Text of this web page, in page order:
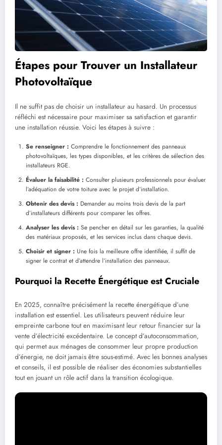
Étapes pour Trouver un Installateur
Photovoltaïque
Il ne suffit pas de choisir un installateur au hasard. Un processus
réfléchi est nécessaire pour maximiser sa satisfaction et garantir
une installation réussie. Voici les étapes à suivre :
Se renseigner : Comprendre le fonctionnement des panneaux
photovoltaïques, les types disponibles, et les critères de sélection des
installateurs RGE.
Évaluer la faisabilité : Consulter plusieurs professionnels pour évaluer
l’adéquation de votre toiture avec le projet d’installation.
Obtenir des devis : Demander au moins trois devis de la part
d’installateurs différents pour comparer les offres.
Analyser les devis : Se pencher en détail sur les garanties, la qualité
des matériaux proposés, et les services inclus dans chaque devis.
Choisir et signer : Une fois la meilleure offre identifiée, il suffit de
signer le contrat et d’attendre l’installation des panneaux.
Pourquoi la Recette Énergétique est Cruciale
En 2025, connaître précisément la recette énergétique d’une
installation est essentiel. Les utilisateurs peuvent réduire leur
empreinte carbone tout en maximisant leur retour financier sur la
vente d’électricité excédentaire. Le concept d’autoconsommation,
qui permet aux ménages de consommer leur propre production
d’énergie, ne doit jamais être sous-estimé. Avec les bonnes analyses
et conseils, il est possible de réaliser des économies substantielles
tout en jouant un rôle actif dans la transition écologique.